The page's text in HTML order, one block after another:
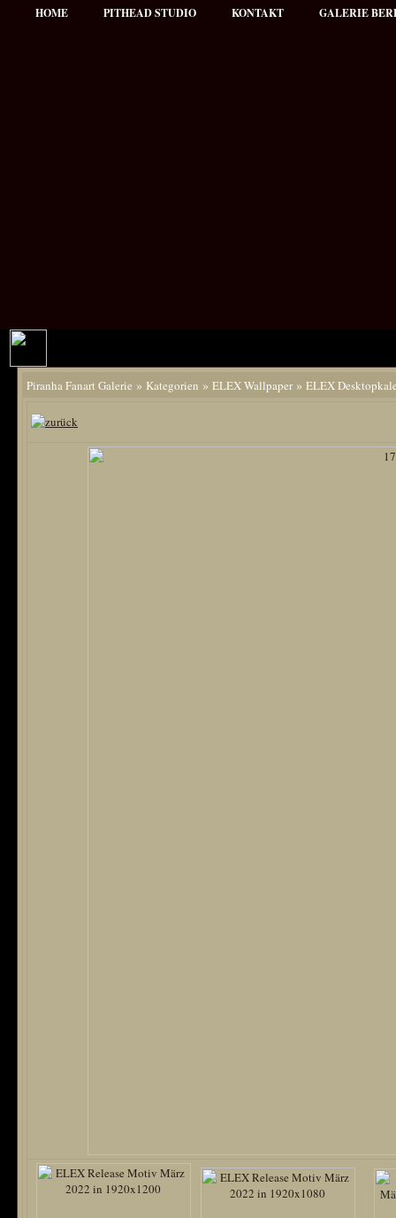
HOME PITHEAD STUDIO KONTAKT GALERIE
Piranha Fanart Galerie » Kategorien » ELEX Wallpaper» ELEX